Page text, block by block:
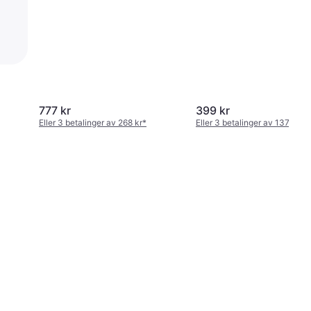
777 kr
Eller 3 betalinger av 268 kr*
399 kr
Eller 3 betalinger av 137 kr